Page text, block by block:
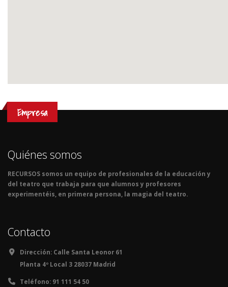
Empresa
Quiénes somos
RECURSOS somos un equipo de profesionales de la educación y
del teatro que trabaja para que alumnos y profesores
experimentéis, en primera persona, la magia del teatro.
Contacto
Dirección: Calle Santa Leonor 61
Planta 4º Local 3 28037 Madrid
Teléfono: 91 111 54 50